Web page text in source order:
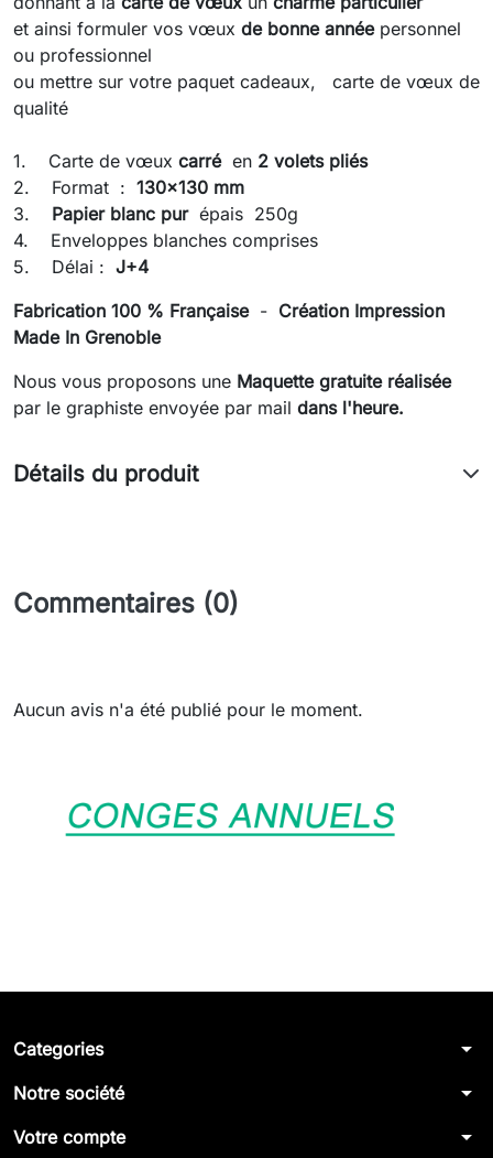
et ainsi formuler vos vœux de bonne annéepersonnel
ou professionnel
ou mettre sur votre paquet cadeaux, carte de vœux de
qualité
1. Carte de vœux carréen 2 volets pliés
2. Format : 130x130 mm
3.
Papier blanc pur épais 250g
4. Enveloppes blanches comprises
5. Délai : J+4
Fabrication 100 % Française - Création Impression
Made In Grenoble
Nous vous proposons une Maquette gratuite réalisée
par le graphiste envoyée par mail dans l'heure.
Détails du produit
Commentaires (0)
Aucun avis n'a été publié pour le moment.
Categories arrow_drop_down
Notre société arrow_drop_down
Votre compte arrow_drop_down